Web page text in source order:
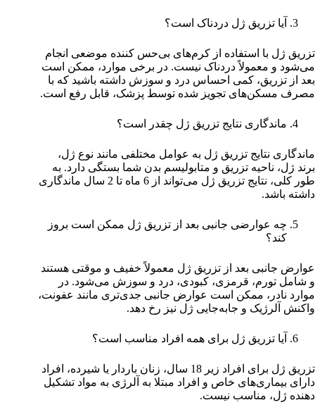
آیا تزریق ژل دردناک است؟
تزریق ژل با استفاده از کرم‌های بی‌حس کننده موضعی انجام
می‌شود و معمولاً دردناک نیست. در برخی موارد، ممکن است
بعد از تزریق، کمی احساس درد و سوزش داشته باشید که با
مصرف مسکن‌های تجویز شده توسط پزشک، قابل رفع است.
ماندگاری نتایج تزریق ژل چقدر است؟
ماندگاری نتایج تزریق ژل به عوامل مختلفی مانند نوع ژل،
برند ژل، ناحیه تزریق و متابولیسم بدن شما بستگی دارد. به
طور کلی، نتایج تزریق ژل می‌تواند از 6 ماه تا 2 سال ماندگاری
داشته باشد.
چه عوارضی جانبی بعد از تزریق ژل ممکن است بروز
کند؟
عوارض جانبی بعد از تزریق ژل معمولاً خفیف و موقتی هستند
و شامل تورم، قرمزی، کبودی، درد و سوزش می‌شود. در
موارد نادر، ممکن است عوارض جانبی جدی‌تری مانند عفونت،
واکنش آلرژیک و جابه‌جایی ژل نیز رخ دهد.
آیا تزریق ژل برای همه افراد مناسب است؟
تزریق ژل برای افراد زیر 18 سال، زنان باردار یا شیرده، افراد
دارای بیماری‌های خاص و افراد مبتلا به آلرژی به مواد تشکیل
دهنده ژل، مناسب نیست.